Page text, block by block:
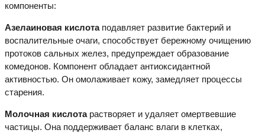
компоненты:
Азелаиновая кислотаподавляет развитие бактерий и
воспалительные очаги, способствует бережному очищению
протоков сальных желез, предупреждает образование
комедонов. Компонент обладает антиоксидантной
активностью. Он омолаживает кожу, замедляет процессы
старения.
Молочная кислотарастворяет и удаляет омертвевшие
частицы. Она поддерживает баланс влаги в клетках,